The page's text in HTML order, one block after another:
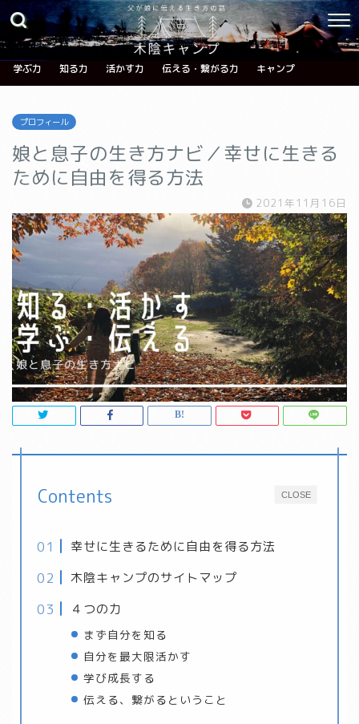
学ぶ力 知る力 活かす力 伝える・繋がる力 キャンプ
プロフィール
娘と息子の生き方ナビ／幸せに生きる
ために自由を得る方法
2021年11月16日
CLOSE
Contents
幸せに生きるために自由を得る方法
木陰キャンプのサイトマップ
４つの力
まず自分を知る
自分を最大限活かす
学び成長する
伝える、繋がるということ